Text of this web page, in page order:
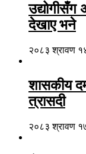
उद्योगीसँग
देखाए भने
२०८३ श्रावण
शासकीय
त्रासदी
२०८३ श्रावण